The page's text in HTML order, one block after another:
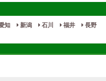
知 新潟 石川 福井 長野